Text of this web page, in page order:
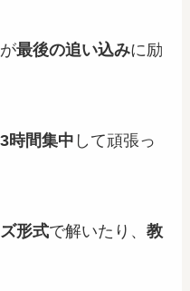
最後の追い込みに励
3時間集中 して頑張っ
形式で解いたり、教